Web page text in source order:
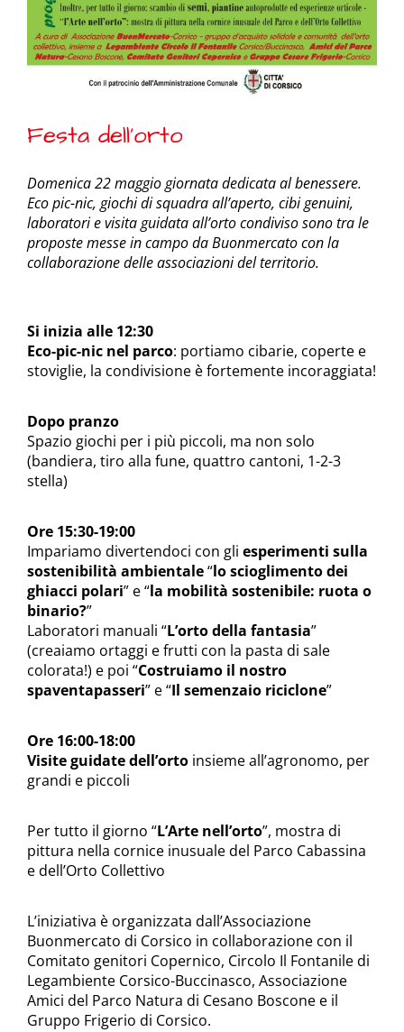
Festa dell’orto
Domenica 22 maggio giornata dedicata al benessere.
Eco pic-nic, giochi di squadra all’aperto, cibi genuini,
laboratori e visita guidata all’orto condiviso sono tra le
proposte messe in campo da Buonmercato con la
collaborazione delle associazioni del territorio.
Si inizia alle 12:30
Eco-pic-nic nel parco: portiamo cibarie, coperte e
stoviglie, la condivisione è fortemente incoraggiata!
Dopo pranzo
Spazio giochi per i più piccoli, ma non solo
(bandiera, tiro alla fune, quattro cantoni, 1-2-3
stella)
Ore 15:30-19:00
Impariamo divertendoci con gli esperimenti sulla
sostenibilità ambientale“lo scioglimento dei
ghiacci polari” e “la mobilità sostenibile: ruota o
binario?”
Laboratori manuali “L’orto della fantasia”
(creaiamo ortaggi e frutti con la pasta di sale
colorata!) e poi “Costruiamo il nostro
spaventapasseri” e “Il semenzaio riciclone”
Ore 16:00-18:00
Visite guidate dell’orto insieme all’agronomo, per
grandi e piccoli
Per tutto il giorno “L’Arte nell’orto”, mostra di
pittura nella cornice inusuale del Parco Cabassina
e dell’Orto Collettivo
L’iniziativa è organizzata dall’Associazione
Buonmercato di Corsico in collaborazione con il
Comitato genitori Copernico, Circolo Il Fontanile di
Legambiente Corsico-Buccinasco, Associazione
Amici del Parco Natura di Cesano Boscone e il
Gruppo Frigerio di Corsico.